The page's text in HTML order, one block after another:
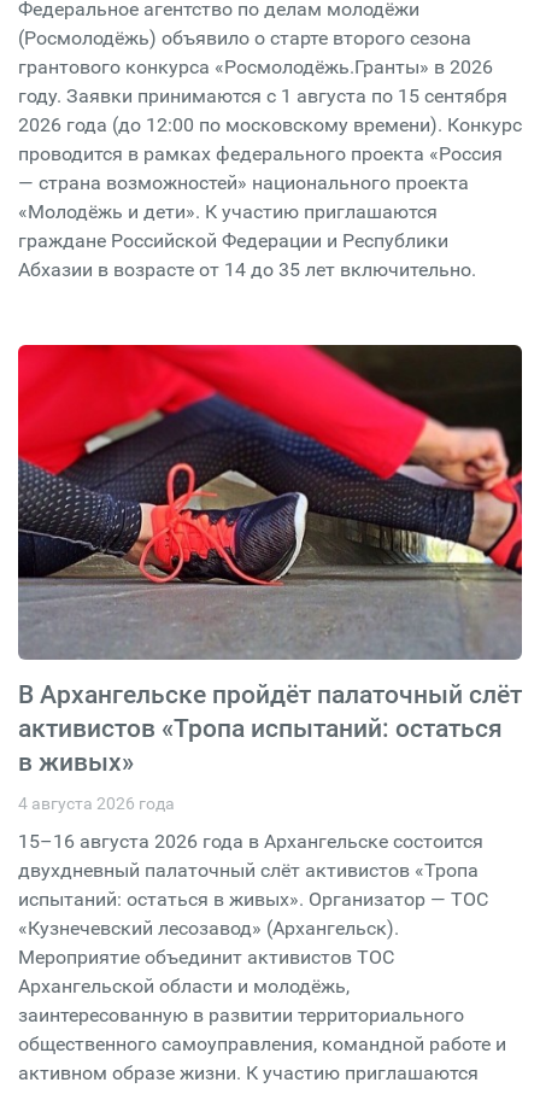
Федеральное агентство по делам молодёжи
(Росмолодёжь) объявило о старте второго сезона
грантового конкурса «Росмолодёжь.Гранты» в 2026
году. Заявки принимаются с 1 августа по 15 сентября
2026 года (до 12:00 по московскому времени). Конкурс
проводится в рамках федерального проекта «Россия
— страна возможностей» национального проекта
«Молодёжь и дети». К участию приглашаются
граждане Российской Федерации и Республики
Абхазии в возрасте от 14 до 35 лет включительно.
В Архангельске пройдёт палаточный слёт
активистов «Тропа испытаний: остаться
в живых»
4 августа 2026 года
15–16 августа 2026 года в Архангельске состоится
двухдневный палаточный слёт активистов «Тропа
испытаний: остаться в живых». Организатор — ТОС
«Кузнечевский лесозавод» (Архангельск).
Мероприятие объединит активистов ТОС
Архангельской области и молодёжь,
заинтересованную в развитии территориального
общественного самоуправления, командной работе и
активном образе жизни. К участию приглашаются